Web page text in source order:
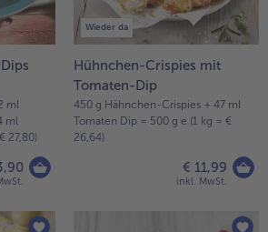
& Suppen
& Feinkost
Spirituosen
& Spirituosen
ml
ml
27,80)
Wieder da
Hühnchen-Crispies mit
Tomaten-Dip
450 g Hähnchen-Crispies + 47 ml
Tomaten Dip = 500 g e (1 kg = €
26,64)
€ 11,99
inkl. MwSt.